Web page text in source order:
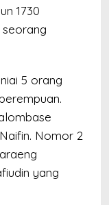
1730
5 orang
Nomor 2
yang